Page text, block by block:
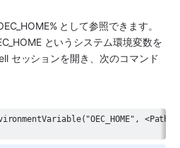
として参照できます。
というシステム環境変数を
セッションを開き、次のコマンド